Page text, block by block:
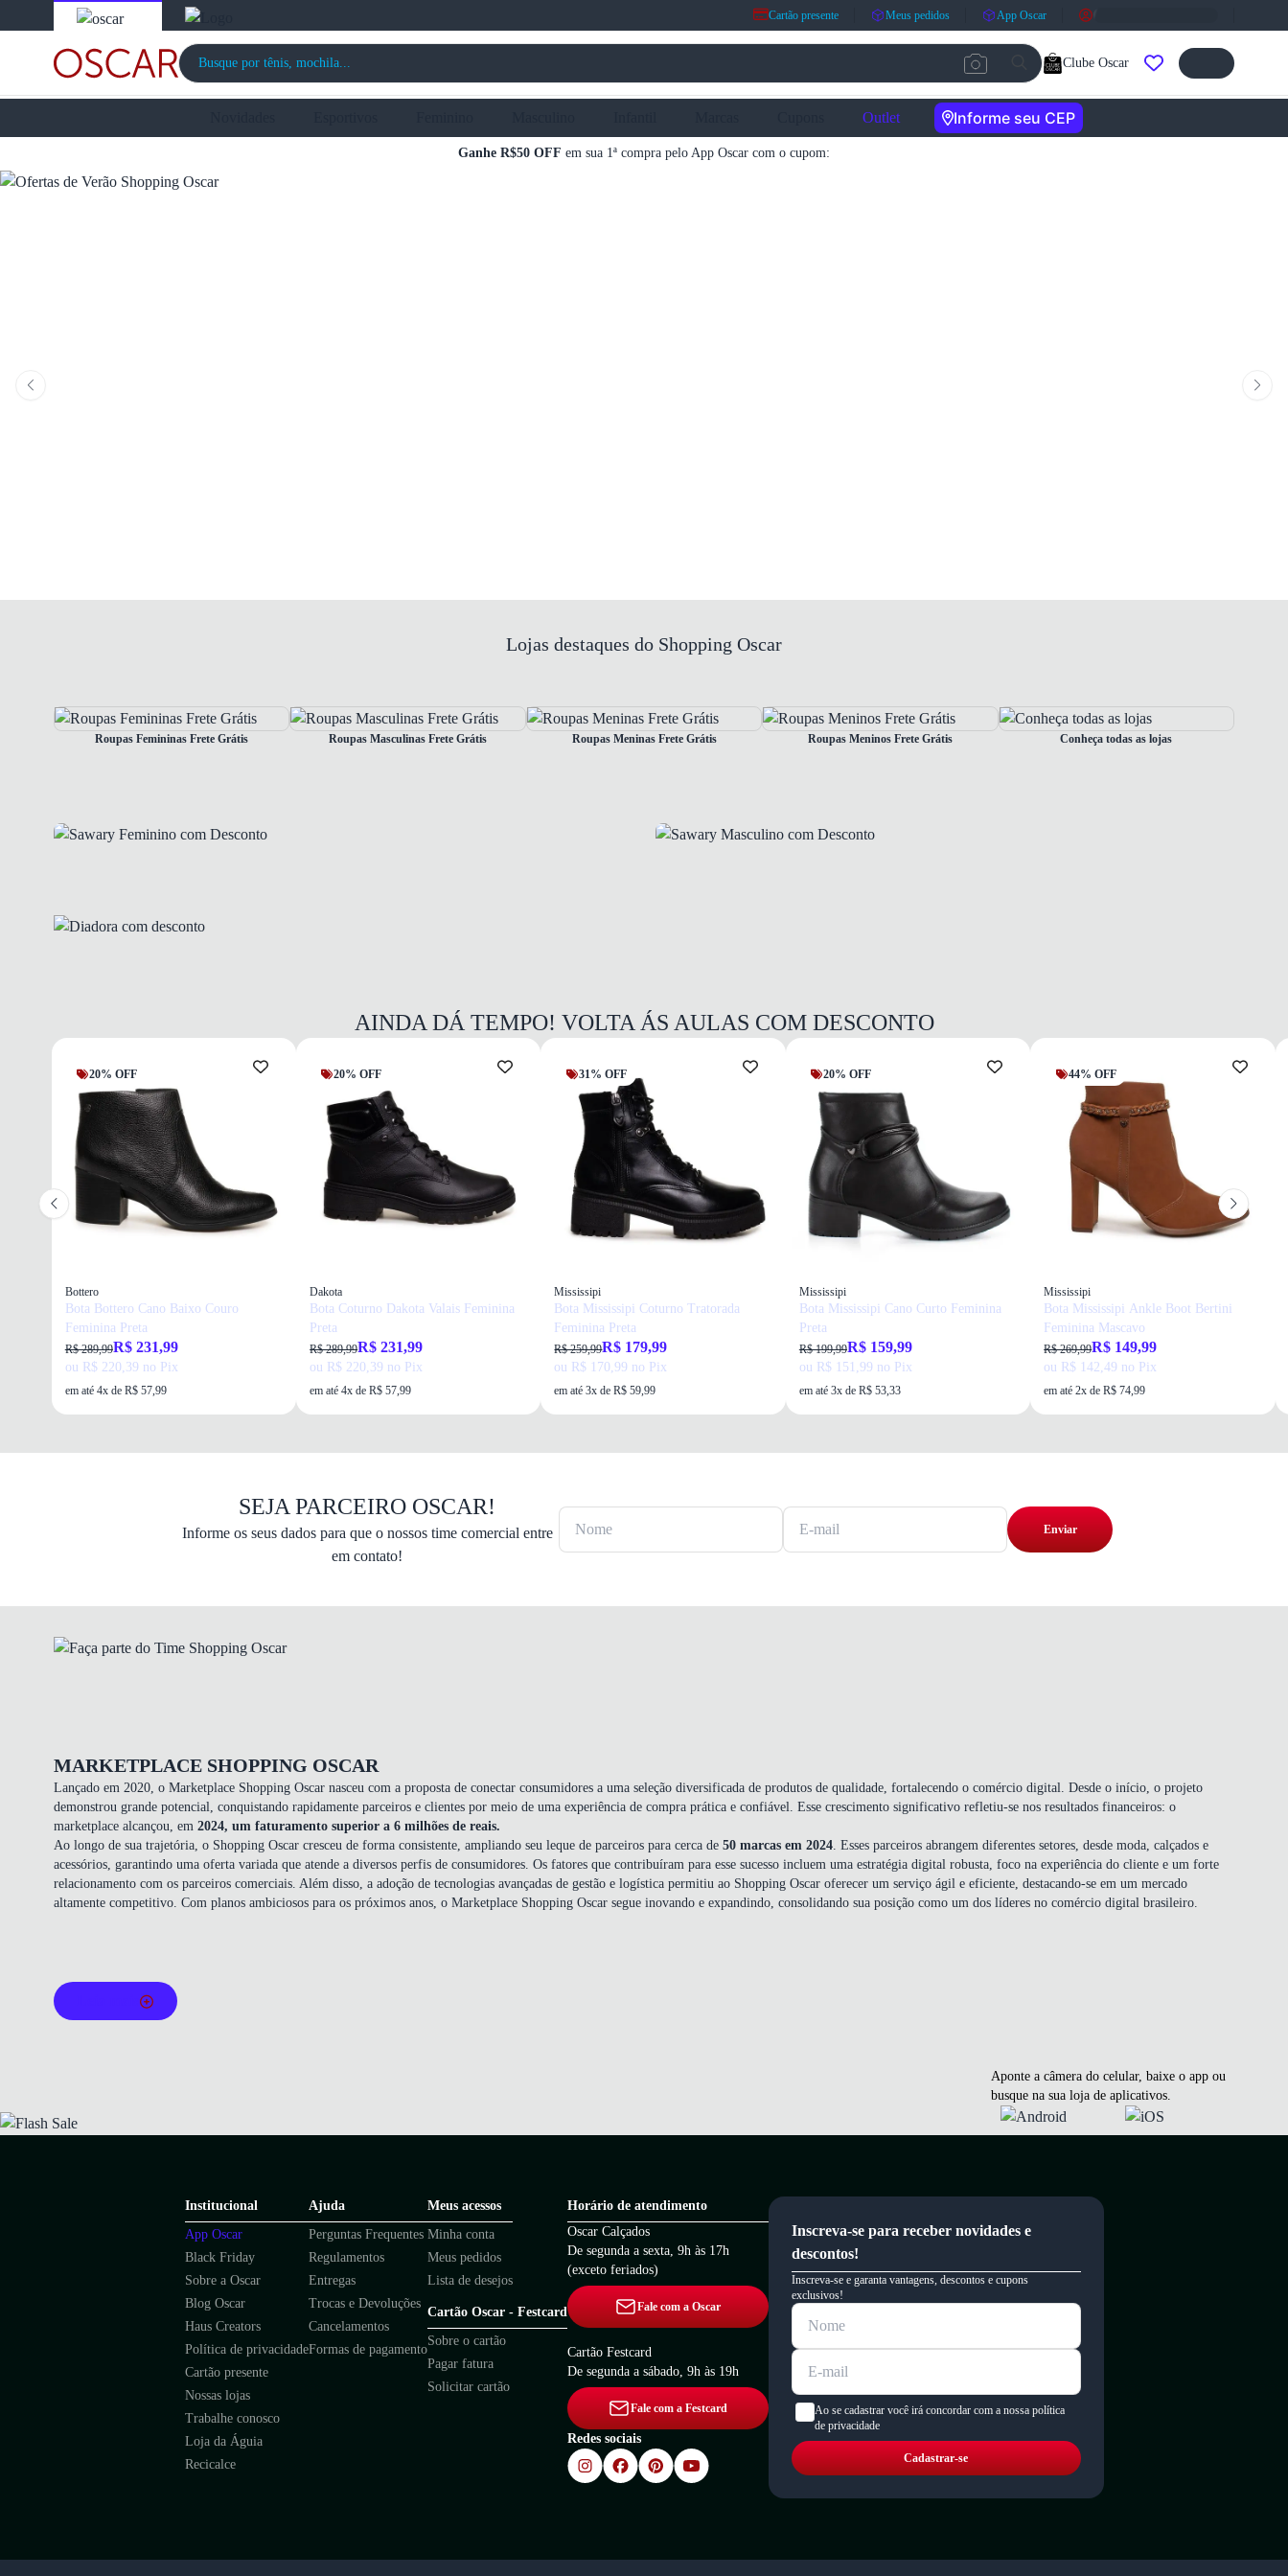
Cartão presente Meus pedidos App Oscar
Clube Oscar
Outlet Informe seu CEP
Ganhe R$50 OFF em sua 1ª compra pelo App Oscar com o cupom:
Lojas destaques do Shopping Oscar
Roupas Femininas Frete Grátis Roupas Masculinas Frete Grátis Roupas Meninas Frete Grátis Roupas Meninos Frete Grátis Conheça todas as lojas
AINDA DÁ TEMPO! VOLTA ÁS AULAS COM DESCONTO
20% OFF
Bottero
Bota Bottero Cano Baixo Couro
Feminina Preta
R$ 289,99R$ 231,99
ou R$ 220,39 no Pix
em até 4x de R$ 57,99
20% OFF
Dakota
Bota Coturno Dakota Valais Feminina
Preta
R$ 289,99R$ 231,99
ou R$ 220,39 no Pix
em até 4x de R$ 57,99
31% OFF
Mississipi
Bota Mississipi Coturno Tratorada
Feminina Preta
R$ 259,99R$ 179,99
ou R$ 170,99 no Pix
em até 3x de R$ 59,99
20% OFF
Mississipi
Bota Mississipi Cano Curto Feminina
Preta
R$ 199,99R$ 159,99
ou R$ 151,99 no Pix
em até 3x de R$ 53,33
44% OFF
Mississipi
Bota Mississipi Ankle Boot Bertini
Feminina Mascavo
R$ 269,99R$ 149,99
ou R$ 142,49 no Pix
em até 2x de R$ 74,99
SEJA PARCEIRO OSCAR!
Informe os seus dados para que o nossos time comercial entre
em contato!
Enviar
MARKETPLACE SHOPPING OSCAR
Lançado em 2020, o Marketplace Shopping Oscar nasceu com a proposta de conectar consumidores a uma seleção diversificada de produtos de qualidade, fortalecendo o comércio digital. Desde o início, o projeto
demonstrou grande potencial, conquistando rapidamente parceiros e clientes por meio de uma experiência de compra prática e confiável. Esse crescimento significativo refletiu-se nos resultados financeiros: o
marketplace alcançou, em 2024, um faturamento superior a 6 milhões de reais.
Ao longo de sua trajetória, o Shopping Oscar cresceu de forma consistente, ampliando seu leque de parceiros para cerca de 50 marcas em 2024. Esses parceiros abrangem diferentes setores, desde moda, calçados e
acessórios, garantindo uma oferta variada que atende a diversos perfis de consumidores. Os fatores que contribuíram para esse sucesso incluem uma estratégia digital robusta, foco na experiência do cliente e um forte
relacionamento com os parceiros comerciais. Além disso, a adoção de tecnologias avançadas de gestão e logística permitiu ao Shopping Oscar oferecer um serviço ágil e eficiente, destacando-se em um mercado
altamente competitivo. Com planos ambiciosos para os próximos anos, o Marketplace Shopping Oscar segue inovando e expandindo, consolidando sua posição como um dos líderes no comércio digital brasileiro.
Aponte a câmera do celular, baixe o app ou
busque na sua loja de aplicativos.
Institucional
App Oscar
Black Friday
Sobre a Oscar
Blog Oscar
Haus Creators
Política de privacidade
Cartão presente
Nossas lojas
Trabalhe conosco
Loja da Águia
Recicalce
Ajuda
Perguntas Frequentes
Regulamentos
Entregas
Trocas e Devoluções
Cancelamentos
Formas de pagamento
Meus acessos
Minha conta
Meus pedidos
Lista de desejos
Cartão Oscar - Festcard
Sobre o cartão
Pagar fatura
Solicitar cartão
Horário de atendimento
Oscar Calçados
De segunda a sexta, 9h às 17h
(exceto feriados)
Fale com a Oscar
Cartão Festcard
De segunda a sábado, 9h às 19h
Fale com a Festcard
Redes sociais
Inscreva-se para receber novidades e
descontos!
Inscreva-se e garanta vantagens, descontos e cupons
exclusivos!
Ao se cadastrar você irá concordar com a nossa política
de privacidade
Cadastrar-se